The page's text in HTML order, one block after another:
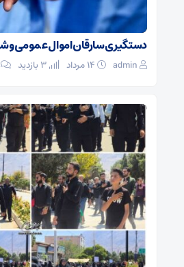
دستگیری سارقان اموال عمومی
admin